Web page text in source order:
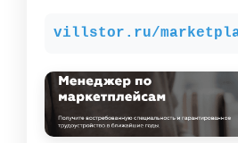
villstor.ru/